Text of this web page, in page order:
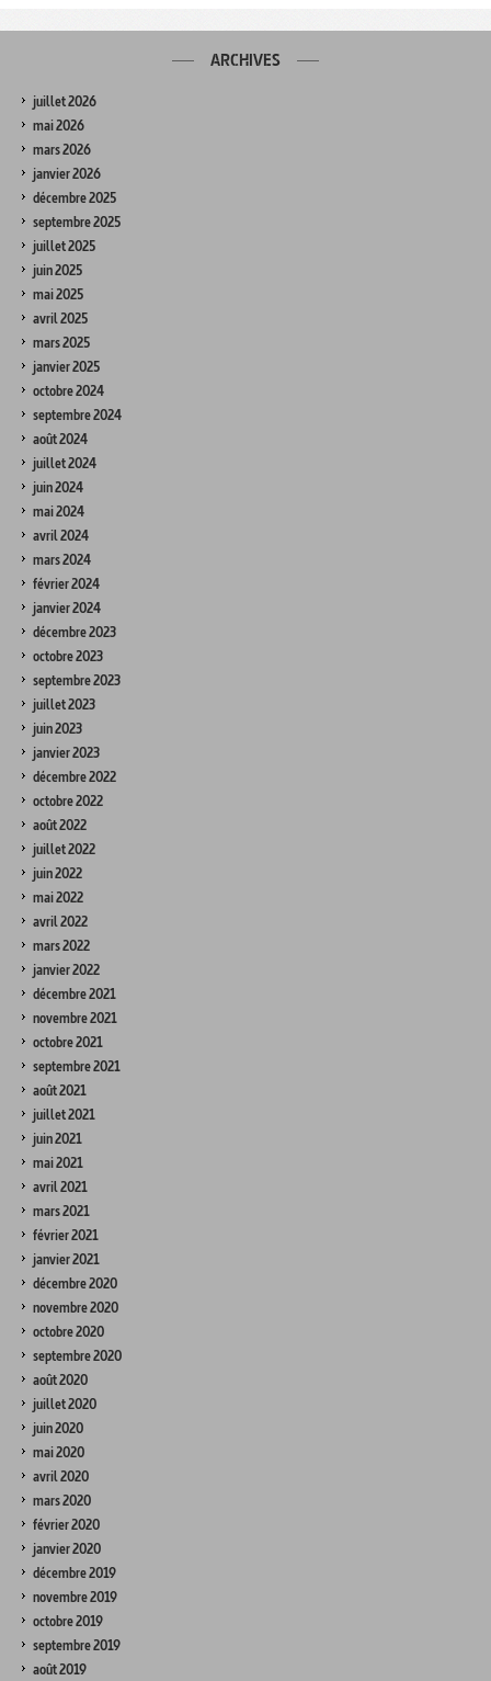
ARCHIVES
juillet 2026
mai 2026
mars 2026
janvier 2026
décembre 2025
septembre 2025
juillet 2025
juin 2025
mai 2025
avril 2025
mars 2025
janvier 2025
octobre 2024
septembre 2024
août 2024
juillet 2024
juin 2024
mai 2024
avril 2024
mars 2024
février 2024
janvier 2024
décembre 2023
octobre 2023
septembre 2023
juillet 2023
juin 2023
janvier 2023
décembre 2022
octobre 2022
août 2022
juillet 2022
juin 2022
mai 2022
avril 2022
mars 2022
janvier 2022
décembre 2021
novembre 2021
octobre 2021
septembre 2021
août 2021
juillet 2021
juin 2021
mai 2021
avril 2021
mars 2021
février 2021
janvier 2021
décembre 2020
novembre 2020
octobre 2020
septembre 2020
août 2020
juillet 2020
juin 2020
mai 2020
avril 2020
mars 2020
février 2020
janvier 2020
décembre 2019
novembre 2019
octobre 2019
septembre 2019
août 2019